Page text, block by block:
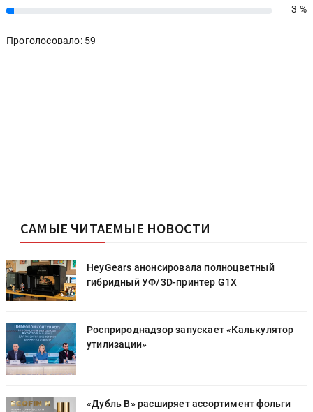
3% 3 %
Проголосовало: 59
САМЫЕ ЧИТАЕМЫЕ НОВОСТИ
HeyGears анонсировала полноцветный
гибридный УФ/3D-принтер G1X
Росприроднадзор запускает «Калькулятор
утилизации»
«Дубль В» расширяет ассортимент фольги